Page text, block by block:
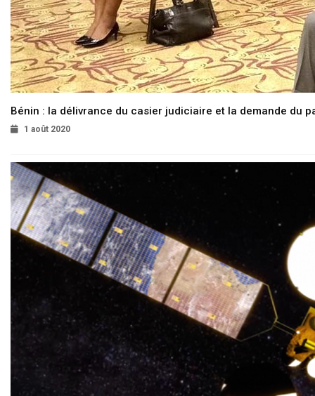
Bénin : la délivrance du casier judiciaire et la demande du
1 août 2020